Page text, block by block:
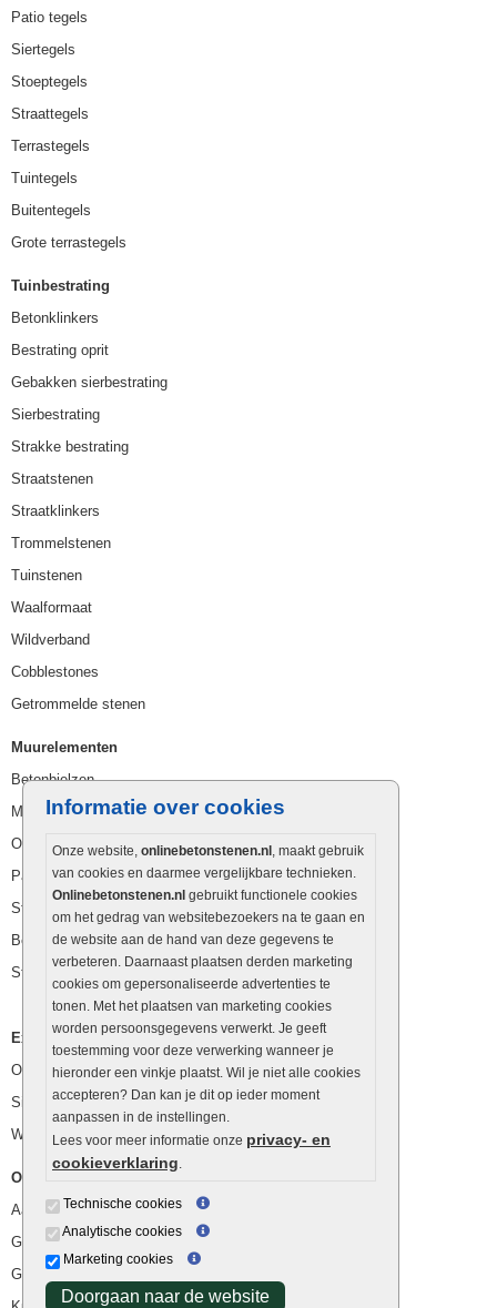
Informatie over cookies
Onze website, onlinebetonstenen.nl , maakt gebruik
van cookies en daarmee vergelijkbare technieken.
Onlinebetonstenen.nl gebruikt functionele cookies
om het gedrag van websitebezoekers na te gaan en
de website aan de hand van deze gegevens te
verbeteren. Daarnaast plaatsen derden marketing
cookies om gepersonaliseerde advertenties te
tonen. Met het plaatsen van marketing cookies
worden persoonsgegevens verwerkt. Je geeft
toestemming voor deze verwerking wanneer je
hieronder een vinkje plaatst. Wil je niet alle cookies
accepteren? Dan kan je dit op ieder moment
aanpassen in de instellingen.
Lees voor meer informatie onze privacy- en
cookieverklaring.
Technische cookies
Analytische cookies
Marketing cookies
Doorgaan naar de website
Patio tegels
Siertegels
Stoeptegels
Straattegels
Terrastegels
Tuintegels
Buitentegels
Grote terrastegels
Tuinbestrating
Betonklinkers
Bestrating oprit
Gebakken sierbestrating
Sierbestrating
Strakke bestrating
Straatstenen
Straatklinkers
Trommelstenen
Tuinstenen
Waalformaat
Wildverband
Cobblestones
Getrommelde stenen
Muurelementen
Betonbielzen
Muurstenen
Opsluitbanden
Palissaden
Stapelblokken
Betonblokken
Stapelstenen
Extra benodigdheden
Ophoogzand
Siergrind en siersplit
Waterafvoer
Overig
Aanbiedingen
Goedkope bestrating
Goedkope tuintegels